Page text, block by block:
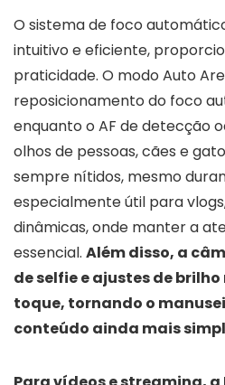
O sistema de foco
intuitivo e eficiente,
praticidade. O modo Auto
reposicionamento do foco
enquanto o AF de detecção
olhos de pessoas, cães e
sempre nítidos, mesmo
especialmente útil para
dinâmicas, onde manter a
essencial. Além disso, a
de selfie e ajustes de
toque, tornando o
conteúdo ainda mais